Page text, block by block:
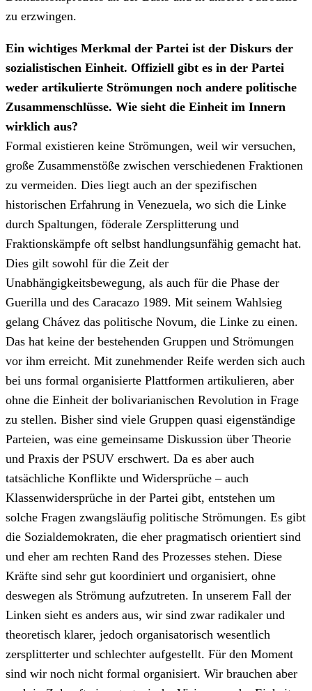
zu erzwingen.
Ein wichtiges Merkmal der Partei ist der Diskurs der
sozialistischen Einheit. Offiziell gibt es in der Partei
weder artikulierte Strömungen noch andere politische
Zusammenschlüsse. Wie sieht die Einheit im Innern
wirklich aus?
Formal existieren keine Strömungen, weil wir versuchen,
große Zusammenstöße zwischen verschiedenen Fraktionen
zu vermeiden. Dies liegt auch an der spezifischen
historischen Erfahrung in Venezuela, wo sich die Linke
durch Spaltungen, föderale Zersplitterung und
Fraktionskämpfe oft selbst handlungsunfähig gemacht hat.
Dies gilt sowohl für die Zeit der
Unabhängigkeitsbewegung, als auch für die Phase der
Guerilla und des Caracazo 1989. Mit seinem Wahlsieg
gelang Chávez das politische Novum, die Linke zu einen.
Das hat keine der bestehenden Gruppen und Strömungen
vor ihm erreicht. Mit zunehmender Reife werden sich auch
bei uns formal organisierte Plattformen artikulieren, aber
ohne die Einheit der bolivarianischen Revolution in Frage
zu stellen. Bisher sind viele Gruppen quasi eigenständige
Parteien, was eine gemeinsame Diskussion über Theorie
und Praxis der PSUV erschwert. Da es aber auch
tatsächliche Konflikte und Widersprüche – auch
Klassenwidersprüche in der Partei gibt, entstehen um
solche Fragen zwangsläufig politische Strömungen. Es gibt
die Sozialdemokraten, die eher pragmatisch orientiert sind
und eher am rechten Rand des Prozesses stehen. Diese
Kräfte sind sehr gut koordiniert und organisiert, ohne
deswegen als Strömung aufzutreten. In unserem Fall der
Linken sieht es anders aus, wir sind zwar radikaler und
theoretisch klarer, jedoch organisatorisch wesentlich
zersplitterter und schlechter aufgestellt. Für den Moment
sind wir noch nicht formal organisiert. Wir brauchen aber